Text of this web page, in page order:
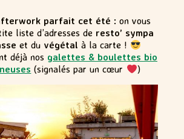
parfait cet été : on vous
liste d’adresses de resto’ sympa
et du végétal à la carte !
déjà nos galettes & boulettes bio
(signalés par un cœur )